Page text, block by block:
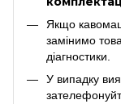
Якщо
замінимо
діагностики.
У випадку